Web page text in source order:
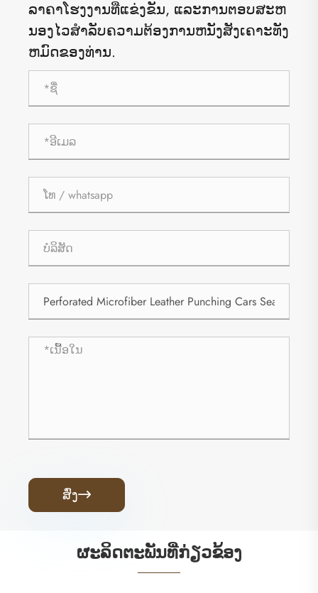
ລາຄາໂຮງງານທີ່ແຂ່ງຂັນ, ແລະການຕອບສະຫ
ນອງໄວສໍາລັບຄວາມຕ້ອງການຫນັງສັງເຄາະທັງ
ຫມົດຂອງທ່ານ.
ສົ່ງ
ຜະ​ລິດ​ຕະ​ພັນ​ທີ່​ກ່ຽວ​ຂ້ອງ